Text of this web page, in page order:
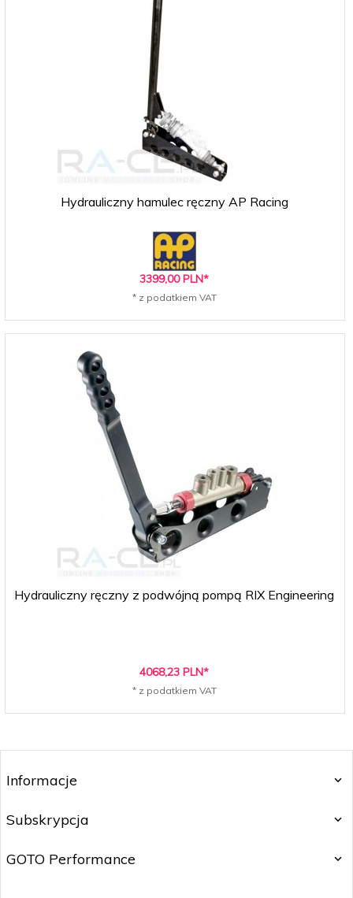
Hydrauliczny hamulec ręczny AP Racing
3399,00 PLN*
* z podatkiem VAT
Hydrauliczny ręczny z podwójną pompą RIX Engineering
4068,23 PLN*
* z podatkiem VAT
Informacje
Subskrypcja
GOTO Performance